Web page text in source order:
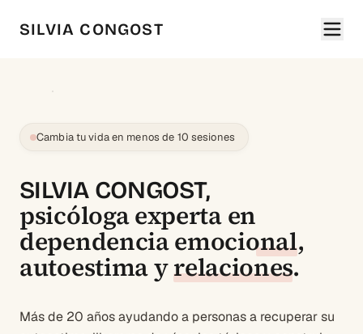
SILVIA CONGOST
Cambia tu vida en menos de 10 sesiones
SILVIA CONGOST,
psicóloga experta en
dependencia emocional,
autoestimayrelaciones.
Más de 20 años ayudando a personas a recuperar su